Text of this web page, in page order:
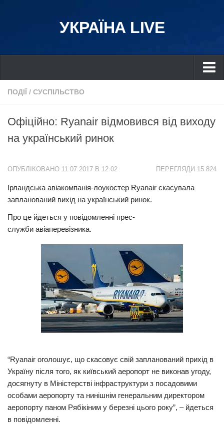
УКРАЇНА LIVE
Україна
Дніпро
Львів
Харків
Донбас
Схід
Політика
Наука
Історії
Привітання
Здоров’я
ПОДІЇ / СУСПІЛЬСТВО
Офіційно: Ryanair відмовився від виходу
на український ринок
ПЕРЕГЛЯДИ 15 824
ОПУБЛІКОВАНО 11.07.2017 В 12:02
Ірландська авіакомпанія-лоукостер Ryanair скасувала
запланований вихід на український ринок.
Про це йдеться у повідомленні прес-
служби авіаперевізника.
“Ryanair оголошує, що скасовує свій запланований прихід в
Україну після того, як київський аеропорт не виконав угоду,
досягнуту в Міністерстві інфраструктури з посадовими
особами аеропорту та нинішнім генеральним директором
аеропорту паном Рябікіним у березні цього року”, – йдеться
в повідомленні.